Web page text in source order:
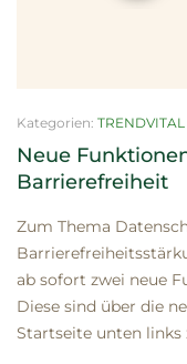
Kategorien: TRENDVITAL
Neue
Barrierefreiheit
Zum Thema
ab sofort zwei neue
Diese sind über die
Startseite unten links